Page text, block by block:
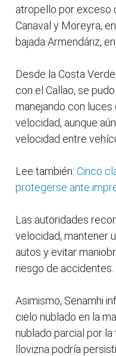
atropello por exceso
Canaval y Moreyra,
bajada Armendáriz,
Desde la Costa
con el Callao, se
manejando con
velocidad, aunque
velocidad entre
Lee también: Cinco
protegerse ante
Las autoridades
velocidad, mantener
autos y evitar
riesgo de accidentes.
Asimismo, Senamhi
cielo nublado en la
nublado parcial por
llovizna podría